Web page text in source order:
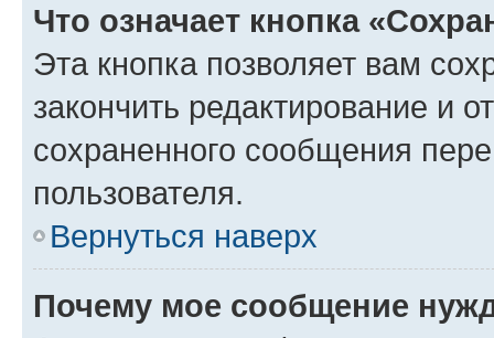
Что означает кнопка
Эта кнопка позволяет вам
закончить редактирование и
сохраненного сообщения
пользователя.
Вернуться наверх
Почему мое сообщение